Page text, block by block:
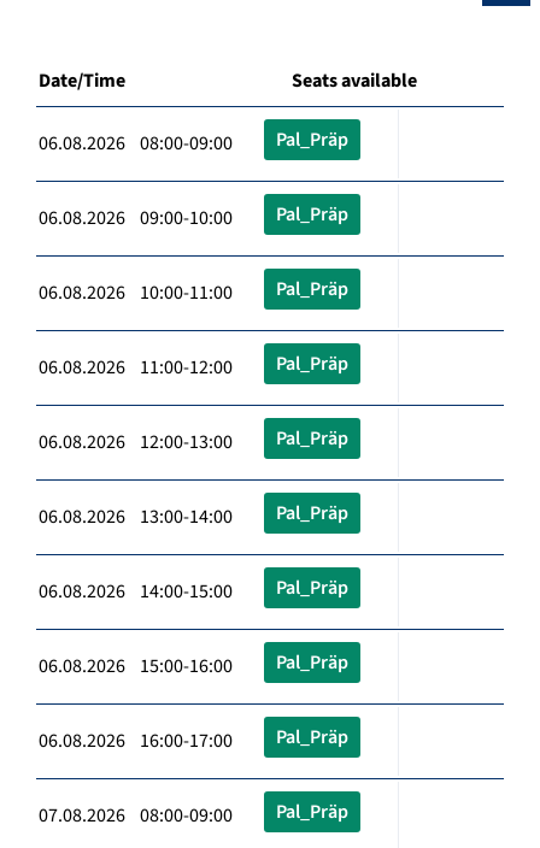
Date/Time Seats available
06.08.2026 08:00-09:00 Pal_Präp
06.08.2026 09:00-10:00 Pal_Präp
06.08.2026 10:00-11:00 Pal_Präp
06.08.2026 11:00-12:00 Pal_Präp
06.08.2026 12:00-13:00 Pal_Präp
06.08.2026 13:00-14:00 Pal_Präp
06.08.2026 14:00-15:00 Pal_Präp
06.08.2026 15:00-16:00 Pal_Präp
06.08.2026 16:00-17:00 Pal_Präp
07.08.2026 08:00-09:00 Pal_Präp